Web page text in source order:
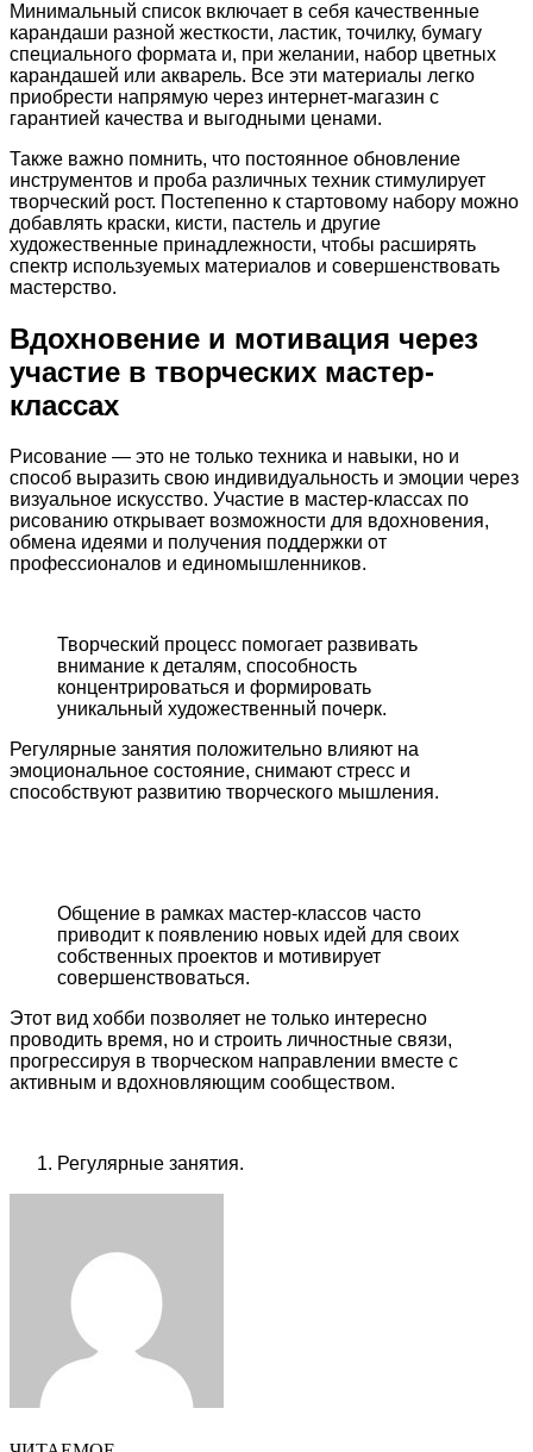
Минимальный список включает в себя качественные
карандаши разной жесткости, ластик, точилку, бумагу
специального формата и, при желании, набор цветных
карандашей или акварель. Все эти материалы легко
приобрести напрямую через интернет-магазин с
гарантией качества и выгодными ценами.
Также важно помнить, что постоянное обновление
инструментов и проба различных техник стимулирует
творческий рост. Постепенно к стартовому набору можно
добавлять краски, кисти, пастель и другие
художественные принадлежности, чтобы расширять
спектр используемых материалов и совершенствовать
мастерство.
Вдохновение и мотивация через
участие в творческих мастер-
классах
Рисование — это не только техника и навыки, но и
способ выразить свою индивидуальность и эмоции через
визуальное искусство. Участие в мастер-классах по
рисованию открывает возможности для вдохновения,
обмена идеями и получения поддержки от
профессионалов и единомышленников.
Творческий процесс помогает развивать
внимание к деталям, способность
концентрироваться и формировать
уникальный художественный почерк.
Регулярные занятия положительно влияют на
эмоциональное состояние, снимают стресс и
способствуют развитию творческого мышления.
Общение в рамках мастер-классов часто
приводит к появлению новых идей для своих
собственных проектов и мотивирует
совершенствоваться.
Этот вид хобби позволяет не только интересно
проводить время, но и строить личностные связи,
прогрессируя в творческом направлении вместе с
активным и вдохновляющим сообществом.
Регулярные занятия.